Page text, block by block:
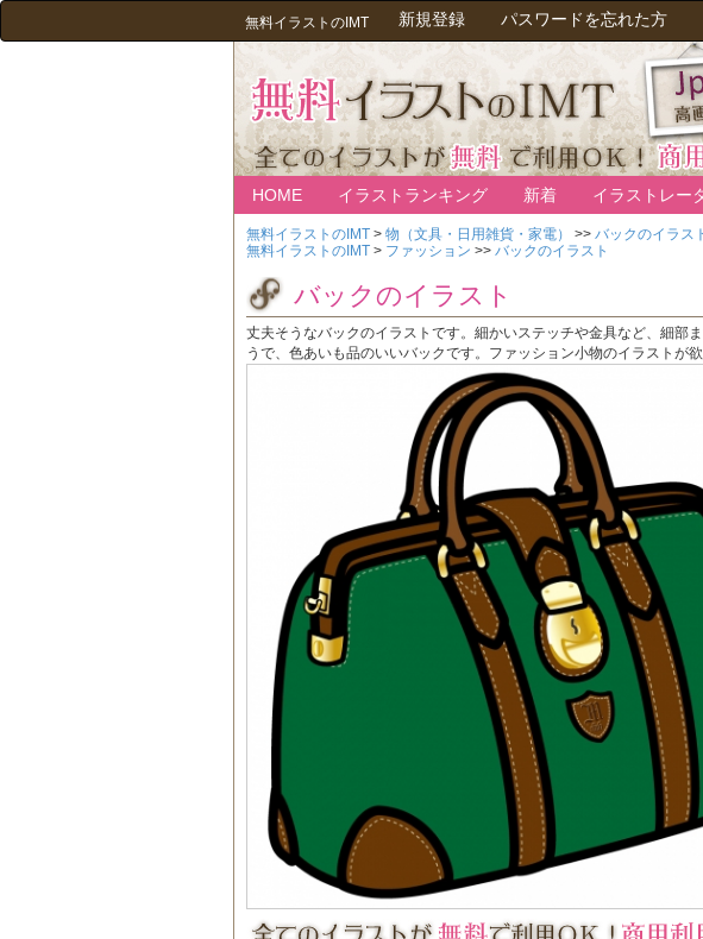
無料イラストのIMT 新規登録 パスワードを忘れた方
HOME イラストランキング 新着 イラストレー
無料イラストのIMT > 物（文具・日用雑貨・家電） >> バックのイラス
無料イラストのIMT > ファッション >> バックのイラスト
バックのイラスト
丈夫そうなバックのイラストです。細かいステッチや金具など、細部
うで、色あいも品のいいバックです。ファッション小物のイラストが